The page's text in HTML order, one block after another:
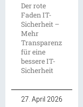
Der rote
Faden IT-
Sicherheit –
Mehr
Transparenz
für eine
bessere IT-
Sicherheit
27. April 2026